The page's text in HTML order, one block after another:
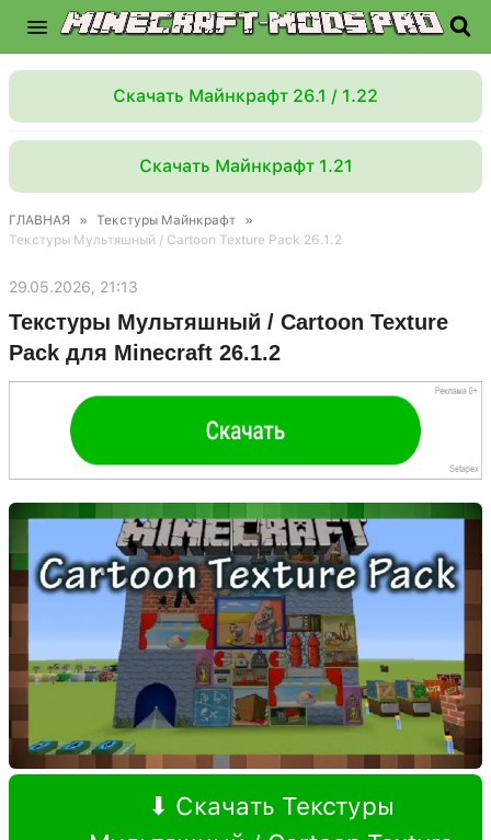
Скачать Майнкрафт 26.1 / 1.22
Скачать Майнкрафт 1.21
ГЛАВНАЯ » Текстуры Майнкрафт
»
Текстуры Мультяшный / Cartoon Texture Pack 26.1.2
29.05.2026, 21:13
Текстуры Мультяшный / Cartoon Texture
Pack для Minecraft 26.1.2
⬇ Скачать Текстуры